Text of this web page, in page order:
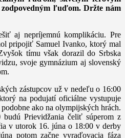
zodpovedným ľuďom. Držte nám
aj nepríjemnú komplikáciu. Pre
pripojiť Samuel Ivanko, ktorý mal
tímu však dorazil do Srbska
svoje gymnázium aj slovenský
zástupcov už v nedeľu o 16:00
na podujatí oficiálne vystupuje
ako na olympijských hrách.
Prievidžania čeliť súperom z
v utorok 16. júna o 18:00 v derby
potom začne vyraďovacia fáza